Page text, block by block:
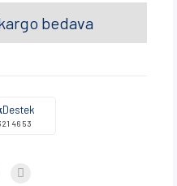
bedava
Destek
46 53